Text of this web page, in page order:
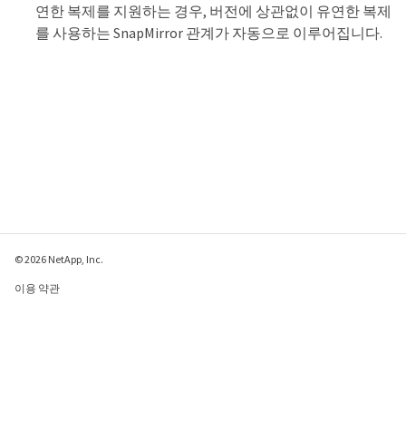
연한 복제를 지원하는 경우, 버전에 상관없이 유연한 복제
를 사용하는 SnapMirror 관계가 자동으로 이루어집니다.
© 2026 NetApp, Inc.
이용 약관